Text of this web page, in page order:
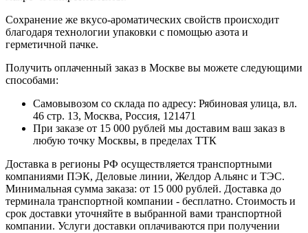
Сохранение же вкусо-ароматических свойств происходит
благодаря технологии упаковки с помощью азота и
герметичной пачке.
Получить оплаченный заказ в Москве вы можете следующими
способами:
Самовывозом со склада по адресу: Рябиновая улица, вл.
46 стр. 13, Москва, Россия, 121471
При заказе от 15 000 рублей мы доставим ваш заказ в
любую точку Москвы, в пределах ТТК
Доставка в регионы РФ осуществляется транспортными
компаниями ПЭК, Деловые линии, Желдор Альянс и ТЭС.
Минимальная сумма заказа: от 15 000 рублей. Доставка до
терминала транспортной компании - бесплатно. Стоимость и
срок доставки уточняйте в выбранной вами транспортной
компании. Услуги доставки оплачиваются при получении